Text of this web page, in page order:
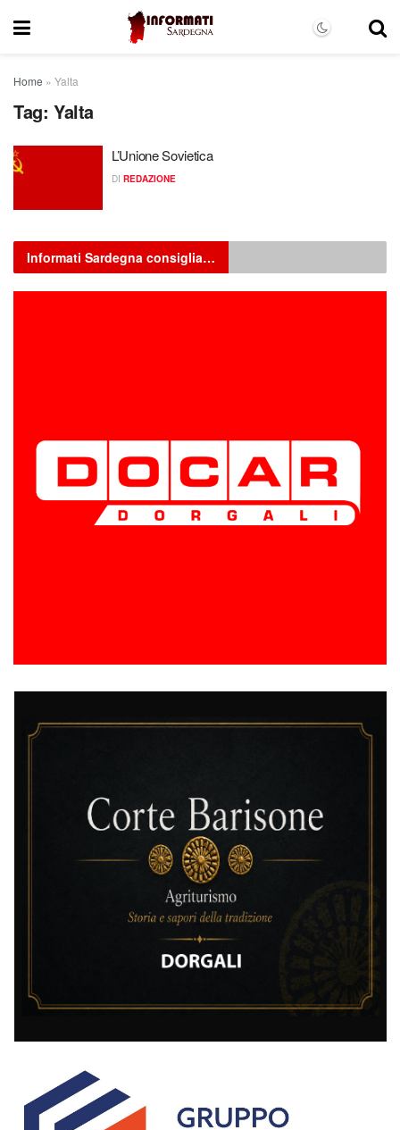
Home » Yalta
Tag: Yalta
L’Unione Sovietica
DI REDAZIONE
Informati Sardegna consiglia…